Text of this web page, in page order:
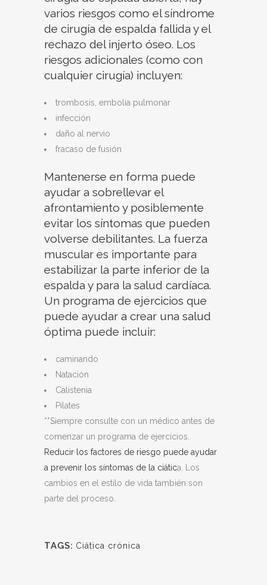
varios riesgos como el síndrome
de cirugía de espalda fallida y el
rechazo del injerto óseo. Los
riesgos adicionales (como con
cualquier cirugía) incluyen:
trombosis, embolia pulmonar
infección
daño al nervio
fracaso de fusión
Mantenerse en forma puede
ayudar a sobrellevar el
afrontamiento y posiblemente
evitar los síntomas que pueden
volverse debilitantes. La fuerza
muscular es importante para
estabilizar la parte inferior de la
espalda y para la salud cardíaca.
Un programa de ejercicios que
puede ayudar a crear una salud
óptima puede incluir:
caminando
Natación
Calistenia
Pilates
**Siempre consulte con un médico antes de
comenzar un programa de ejercicios.
Reducir los factores de riesgo puede ayudar
a prevenir los síntomas de la ciática. Los
cambios en el estilo de vida también son
parte del proceso.
TAGS: Ciática crónica